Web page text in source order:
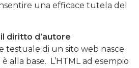
una efficace tutela del
diritto d’autore
testuale di un sito web nasce
alla base. L’HTML ad esempio